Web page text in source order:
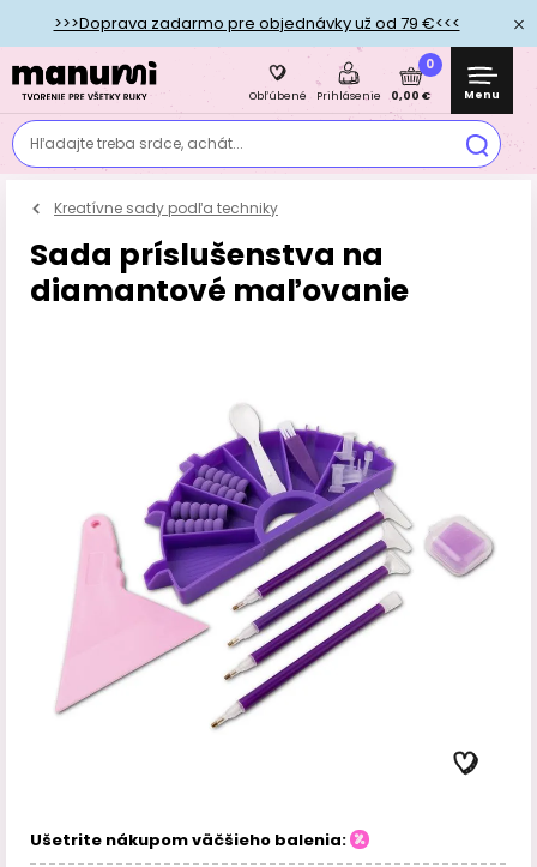
>>>Doprava zadarmo pre objednávky už od 79 €<<<
Hľadajte treba srdce, achát...
Obľúbené Prihlásenie
0
0,00 € Menu
Kreatívne sady podľa techniky
Sada príslušenstva na
diamantové maľovanie
Ušetrite nákupom väčšieho balenia: